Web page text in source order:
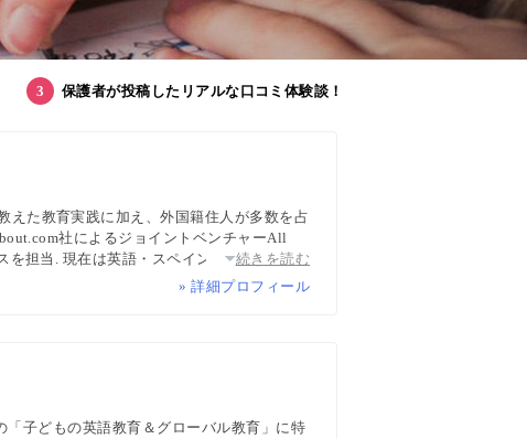
保護者が投稿したリアルな口コミ体験談！
えた教育実践に加え、外国籍住人が多数を占
社によるジョイントベンチャーAll
を担当. 現在は英語・スペイン語・中国語・
ち英語、子どもオンライン英会話に関する
続きを読む
» 詳細プロフィール
子どもの英語教育＆グローバル教育」に特